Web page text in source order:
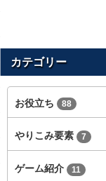
カテゴリー
お役立ち 88
やりこみ要素 7
ゲーム紹介 11